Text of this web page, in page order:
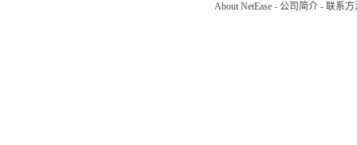
About NetEase - 公司简介 - 联系方